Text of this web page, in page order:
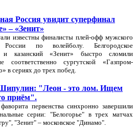
Россия увидит суперфинал
– «Зенит»
известны финалисты плей-офф мужского
России по волейболу. Белгородское
и казанский «Зенит» быстро сломили
соответственно сургутской «Газпром-
в сериях до трех побед.
"Леон - это лом. Ищем
приём".
первенства синхронно завершили
серии: "Белогорье" в трех матчах
"Зенит" – московское "Динамо".